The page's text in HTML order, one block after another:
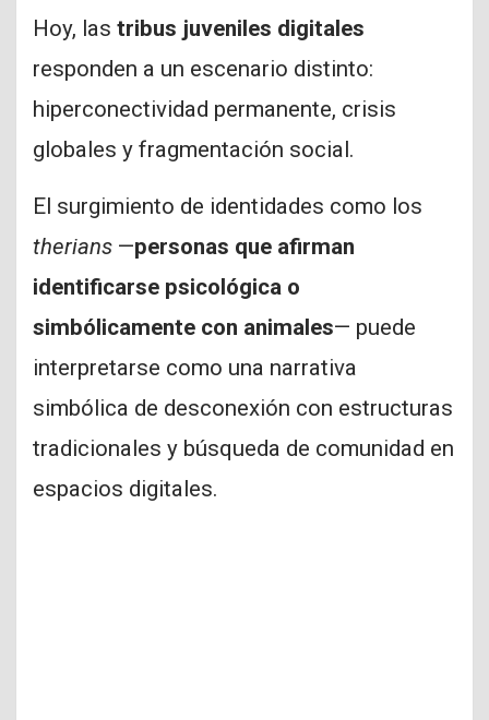
Hoy, las tribus juveniles digitales
responden a un escenario distinto:
hiperconectividad permanente, crisis
globales y fragmentación social.
El surgimiento de identidades como los
therians —personas que afirman
identificarse psicológica o
simbólicamente con animales— puede
interpretarse como una narrativa
simbólica de desconexión con estructuras
tradicionales y búsqueda de comunidad en
espacios digitales.